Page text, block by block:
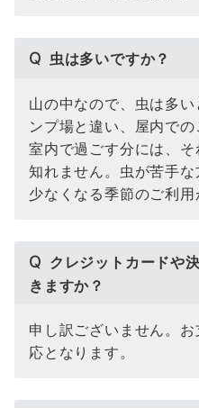
Q 虫は多いですか？
山の中なので、虫は多
ンプ場と違い、屋内での
室内で過ごす分には、
知れません。虫が苦手
少なくなる季節のご利用
Q クレジットカードや
きますか？
申し訳ございません。
応となります。